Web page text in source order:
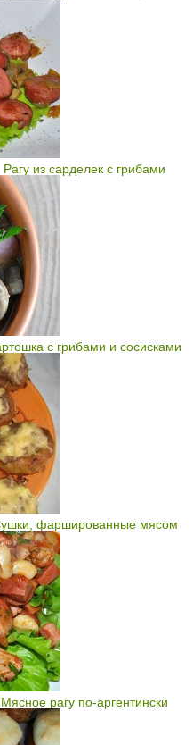
Рагу из сарделек с грибами
с грибами и сосисками
фаршированные мясом
Мясное рагу по-аргентински